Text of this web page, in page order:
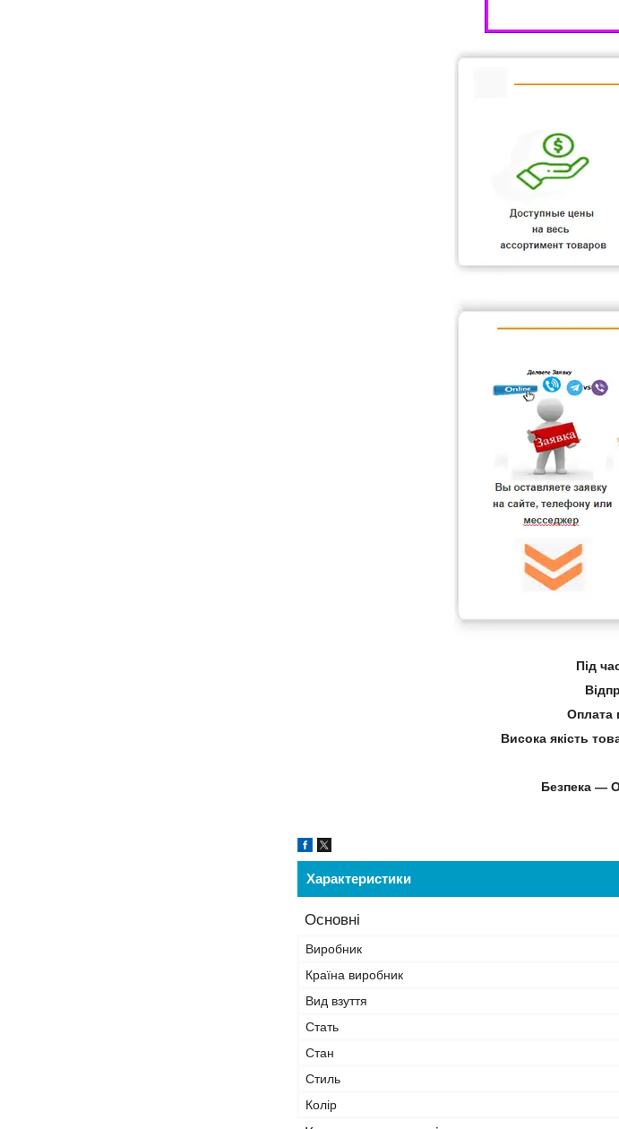
Під
Оплата
Висока якість
Безпека —
Характеристики
Основні
Виробник
Країна виробник
Вид взуття
Стать
Стан
Стиль
Колір